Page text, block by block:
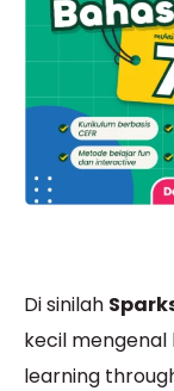
Di sinilah
kecil mengenal
learning